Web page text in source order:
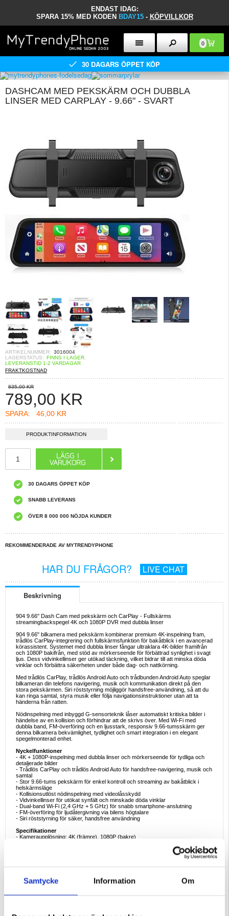
Samtycke Information Om
ENDAST IDAG:
SPARA 15% MED KODEN BDAY15 - KÖPVILLKOR
0
30 DAGARS ÖPPET KÖP
DASHCAM MED PEKSKÄRM OCH DUBBLA
LINSER MED CARPLAY - 9.66" - SVART
ARTIKELNUMMER: 3016004
LAGERSTATUS: FINNS I LAGER.
LEVERANSTID 1-2 VARDAGAR
FRAKTKOSTNAD
835,00 KR
789,00 KR
SPARA: 46,00 KR
PRODUKTINFORMATION
30 DAGARS ÖPPET KÖP
SNABB LEVERANS
ÖVER 8 000 000 NÖJDA KUNDER
REKOMMENDERADE AV MYTRENDYPHONE
HAR DU FRÅGOR? LIVE CHAT
Beskrivning
904 9.66" Dash Cam med pekskärm och CarPlay - Fullskärms
streamingbackspegel 4K och 1080P DVR med dubbla linser
904 9.66" bilkamera med pekskärm kombinerar premium 4K-inspelning fram,
trådlös CarPlay-integrering och fullskärmsfunktion för bakåtblick i en avancerad
körassistent. Systemet med dubbla linser fångar ultraklara 4K-bilder framifrån
och 1080P bakifrån, med stöd av mörkerseende för förbättrad synlighet i svagt
ljus. Dess vidvinkellinser ger utökad täckning, vilket bidrar till att minska döda
vinklar och förbättra säkerheten under både dag- och nattkörning.
Med trådlös CarPlay, trådlös Android Auto och trådbunden Android Auto speglar
bilkameran din telefons navigering, musik och kommunikation direkt på den
stora pekskärmen. Siri röststyrning möjliggör handsfree-användning, så att du
kan ringa samtal, styra musik eller följa navigationsinstruktioner utan att ta
händerna från ratten.
Nödinspelning med inbyggd G-sensorteknik låser automatiskt kritiska bilder i
händelse av en kollision och förhindrar att de skrivs över. Med Wi-Fi med
dubbla band, FM-överföring och en ljusstark, responsiv 9.66-tumsskärm ger
denna bilkamera bekvämlighet, tydlighet och smart integration i en elegant
spegelmonterad enhet.
Nyckelfunktioner
- 4K + 1080P-inspelning med dubbla linser och mörkerseende för tydliga och
detaljerade bilder
- Trådlös CarPlay och trådlös Android Auto för handsfree-navigering, musik och
samtal
- Stor 9.66-tums pekskärm för enkel kontroll och streaming av bakåtblick i
helskärmsläge
- Kollisionsutlöst nödinspelning med videolåsskydd
- Vidvinkellinser för utökat synfält och minskade döda vinklar
- Dual-band Wi-Fi (2,4 GHz + 5 GHz) för snabb smartphone-anslutning
- FM-överföring för ljudåtergivning via bilens högtalare
- Siri röststyrning för säker, handsfree användning
Specifikationer
- Kameraupplösning: 4K (främre), 1080P (bakre)
- Integration av smartphone: Trådlös CarPlay, Trådlös Android Auto,
Kabelansluten Android Auto